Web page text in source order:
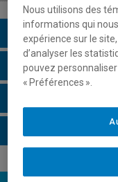
Description du
Horaire - Été 2026
Nous utilisons des
informations qui
expérience sur le
d’analyser les
pouvez
« Préférences ».